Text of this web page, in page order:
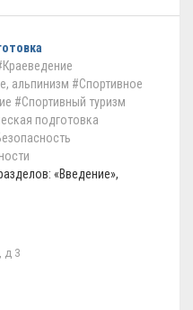
альпинизм #Спортивное
#Спортивный туризм
подготовка
«Введение»,
д 3